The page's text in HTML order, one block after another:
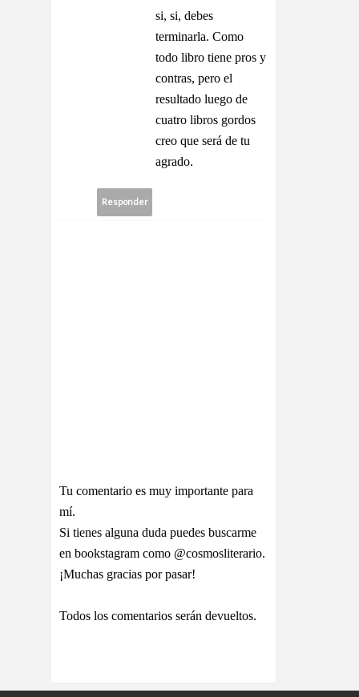
si, si, debes
terminarla. Como
todo libro tiene pros y
contras, pero el
resultado luego de
cuatro libros gordos
creo que será de tu
agrado.
Responder
Tu comentario es muy importante para
mí.
Si tienes alguna duda puedes buscarme
en bookstagram como @cosmosliterario.
¡Muchas gracias por pasar!
Todos los comentarios serán devueltos.